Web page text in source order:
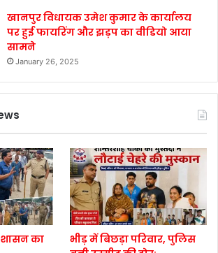
खानपुर विधायक उमेश कुमार के कार्यालय
पर हुई फायरिंग और झड़प का वीडियो आया
सामने
January 26, 2025
का
भीड़ में बिछड़ा परिवार, पुलिस